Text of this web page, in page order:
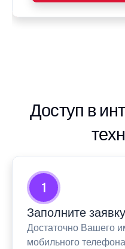
Доступ в
1
Заполните
Достаточно Вашего
мобильного